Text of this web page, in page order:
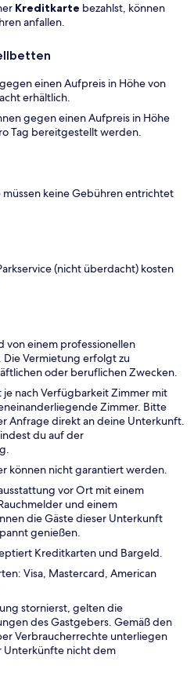
Kreditkarte bezahlst, können
anfallen.
einen Aufpreis in Höhe von
erhältlich.
gegen einen Aufpreis in Höhe
Tag bereitgestellt werden.
müssen keine Gebühren entrichtet
(nicht überdacht) kosten
von einem professionellen
Vermietung erfolgt zu
oder beruflichen Zwecken.
nach Verfügbarkeit Zimmer mit
Zimmer. Bitte
Anfrage direkt an deine Unterkunft.
du auf der
können nicht garantiert werden.
vor Ort mit einem
und einem
die Gäste dieser Unterkunft
genießen.
Kreditkarten und Bargeld.
Visa, Mastercard, American
stornierst, gelten die
des Gastgebers. Gemäß den
Verbraucherrechte unterliegen
Unterkünfte nicht dem